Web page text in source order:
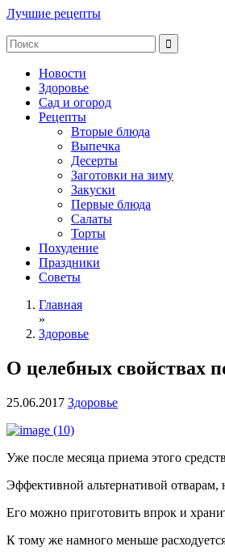
Лучшие рецепты
Новости
Здоровье
Сад и огород
Рецепты
Вторые блюда
Выпечка
Десерты
Заготовки на зиму
Закуски
Первые блюда
Салаты
Торты
Похудение
Праздники
Советы
Главная
»
Здоровье
О целебных свойствах
25.06.2017 Здоровье
Уже после месяца приема этого
Эффективной альтернативой
Его можно приготовить впрок и
К тому же намного меньше